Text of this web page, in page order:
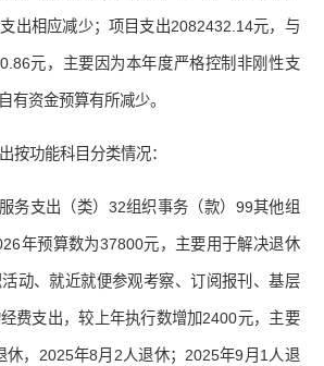
出相应减少；项目支出2082432.14元，与
元，主要因为本年度严格控制非刚性支
有资金预算有所减少。
按功能科目分类情况：
务支出（类）32组织事务（款）99其他组
年预算数为37800元，主要用于解决退休
动、就近就便参观考察、订阅报刊、基层
费支出，较上年执行数增加2400元，主要
休，2025年8月2人退休；2025年9月1人退